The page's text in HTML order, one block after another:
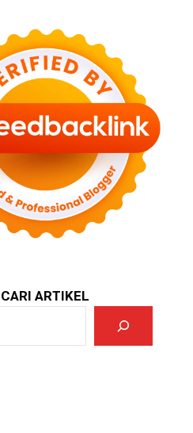
CARI ARTIKEL